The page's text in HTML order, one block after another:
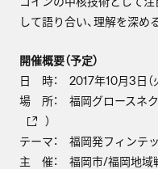
して語り合い、理解を深め
開催概要（予定）
日 時： 2017年10月3日（
場 所： 福岡グロースネ
）
テーマ： 福岡発フィンテッ
主 催： 福岡市/福岡地域